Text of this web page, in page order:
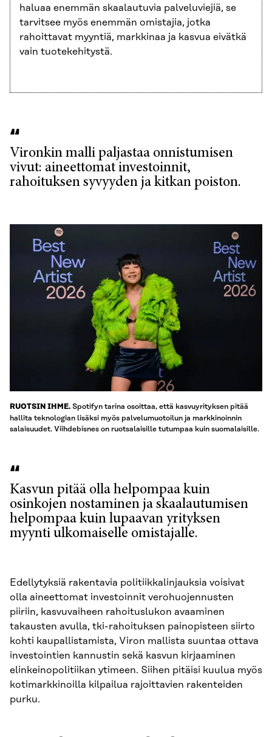
haluaa enemmän skaalautuvia palveluviejiä, se
tarvitsee myös enemmän omistajia, jotka
rahoittavat myyntiä, markkinaa ja kasvua eivätkä
vain tuotekehitystä.
Vironkin malli paljastaa onnistumisen
vivut: aineettomat investoinnit,
rahoituksen syvyyden ja kitkan poiston.
RUOTSIN IHME. Spotifyn tarina osoittaa, että kasvuyrityksen pitää
hallita teknologian lisäksi myös palvelumuotoilun ja markkinoinnin
salaisuudet. Viihdebisnes on ruotsalaisille tutumpaa kuin suomalaisille.
Kasvun pitää olla helpompaa kuin
osinkojen nostaminen ja skaalautumisen
helpompaa kuin lupaavan yrityksen
myynti ulkomaiselle omistajalle.
Edellytyksiä rakentavia politiikkalinjauksia voisivat
olla aineettomat investoinnit verohuojennusten
piiriin, kasvuvaiheen rahoituslukon avaaminen
takausten avulla, tki-rahoituksen painopisteen siirto
kohti kaupallistamista, Viron mallista suuntaa ottava
investointien kannustin sekä kasvun kirjaaminen
elinkeinopolitiikan ytimeen. Siihen pitäisi kuulua myös
kotimarkkinoilla kilpailua rajoittavien rakenteiden
purku.